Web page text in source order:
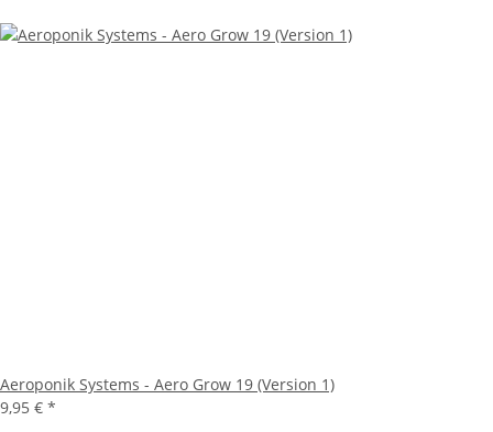
Aeroponik Systems - Aero Grow 19 (Version 1)
9,95 € *